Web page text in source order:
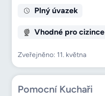
Plný úvazek
Vhodné pro cizince
Zveřejněno: 11. května
Pomocní Kuchaři